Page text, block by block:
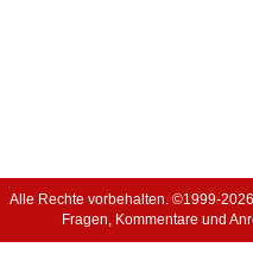
Alle Rechte vorbehalten. ©1999-
Fragen, Kommentare und